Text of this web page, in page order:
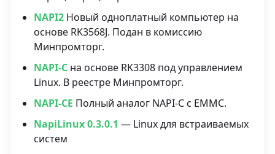
NAPI2 Новый одноплатный компьютер на
основе RK3568J. Подан в комиссию
Минпромторг.
NAPI-C на основе RK3308 под управлением
Linux. В реестре Минпромторг.
NAPI-CE Полный аналог NAPI-C с EMMC.
NapiLinux 0.3.0.1 — Linux для встраиваемых
систем